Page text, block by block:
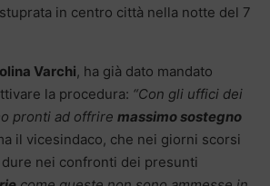
in centro città nella notte del 7
Varchi, ha già dato mandato
la procedura: “Con gli uffici dei
pronti ad offrire massimo sostegno
il vicesindaco, che nei giorni scorsi
nei confronti dei presunti